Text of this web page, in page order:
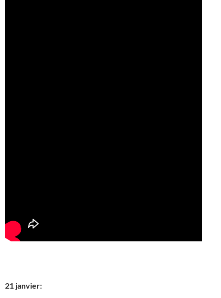
21 janvier: